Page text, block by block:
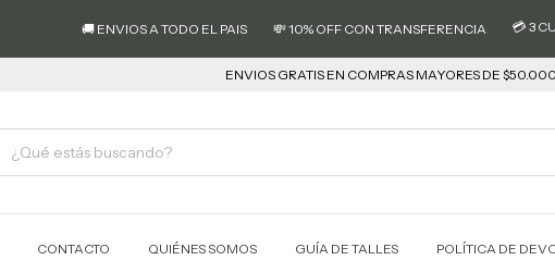
🚚 ENVIOS A TODO EL PAIS 💸 10% OFF CON TRANSFERENCIA 💳 3 CUOTAS SIN
ENVIOS GRATIS EN COMPRAS MAYORES DE $50.000
CONTACTO QUIÉNES SOMOS GUÍA DE TALLES POLÍTICA DE